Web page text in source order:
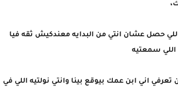
حصل عشان انتي من البدايه معندكيش ثقه فيا
سمعتيه
اني ابن عمك بيوقع بينا وانتي نولتيه اللي في